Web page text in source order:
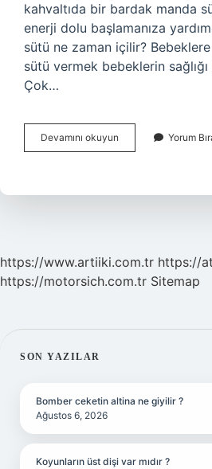
kahvaltıda bir bardak manda
enerji dolu başlamanıza
sütü ne zaman içilir?
sütü vermek bebeklerin
Çok…
Devamını okuyun
Sütü
Yorum
https://www.artiiki.com.tr https://
https://motorsich.com.tr Sitemap
SIDEBAR
SON YAZILAR
Bomber ceketin altina ne giyilir ?
Ağustos 6, 2026
Koyunların üst dişi var mıdır ?